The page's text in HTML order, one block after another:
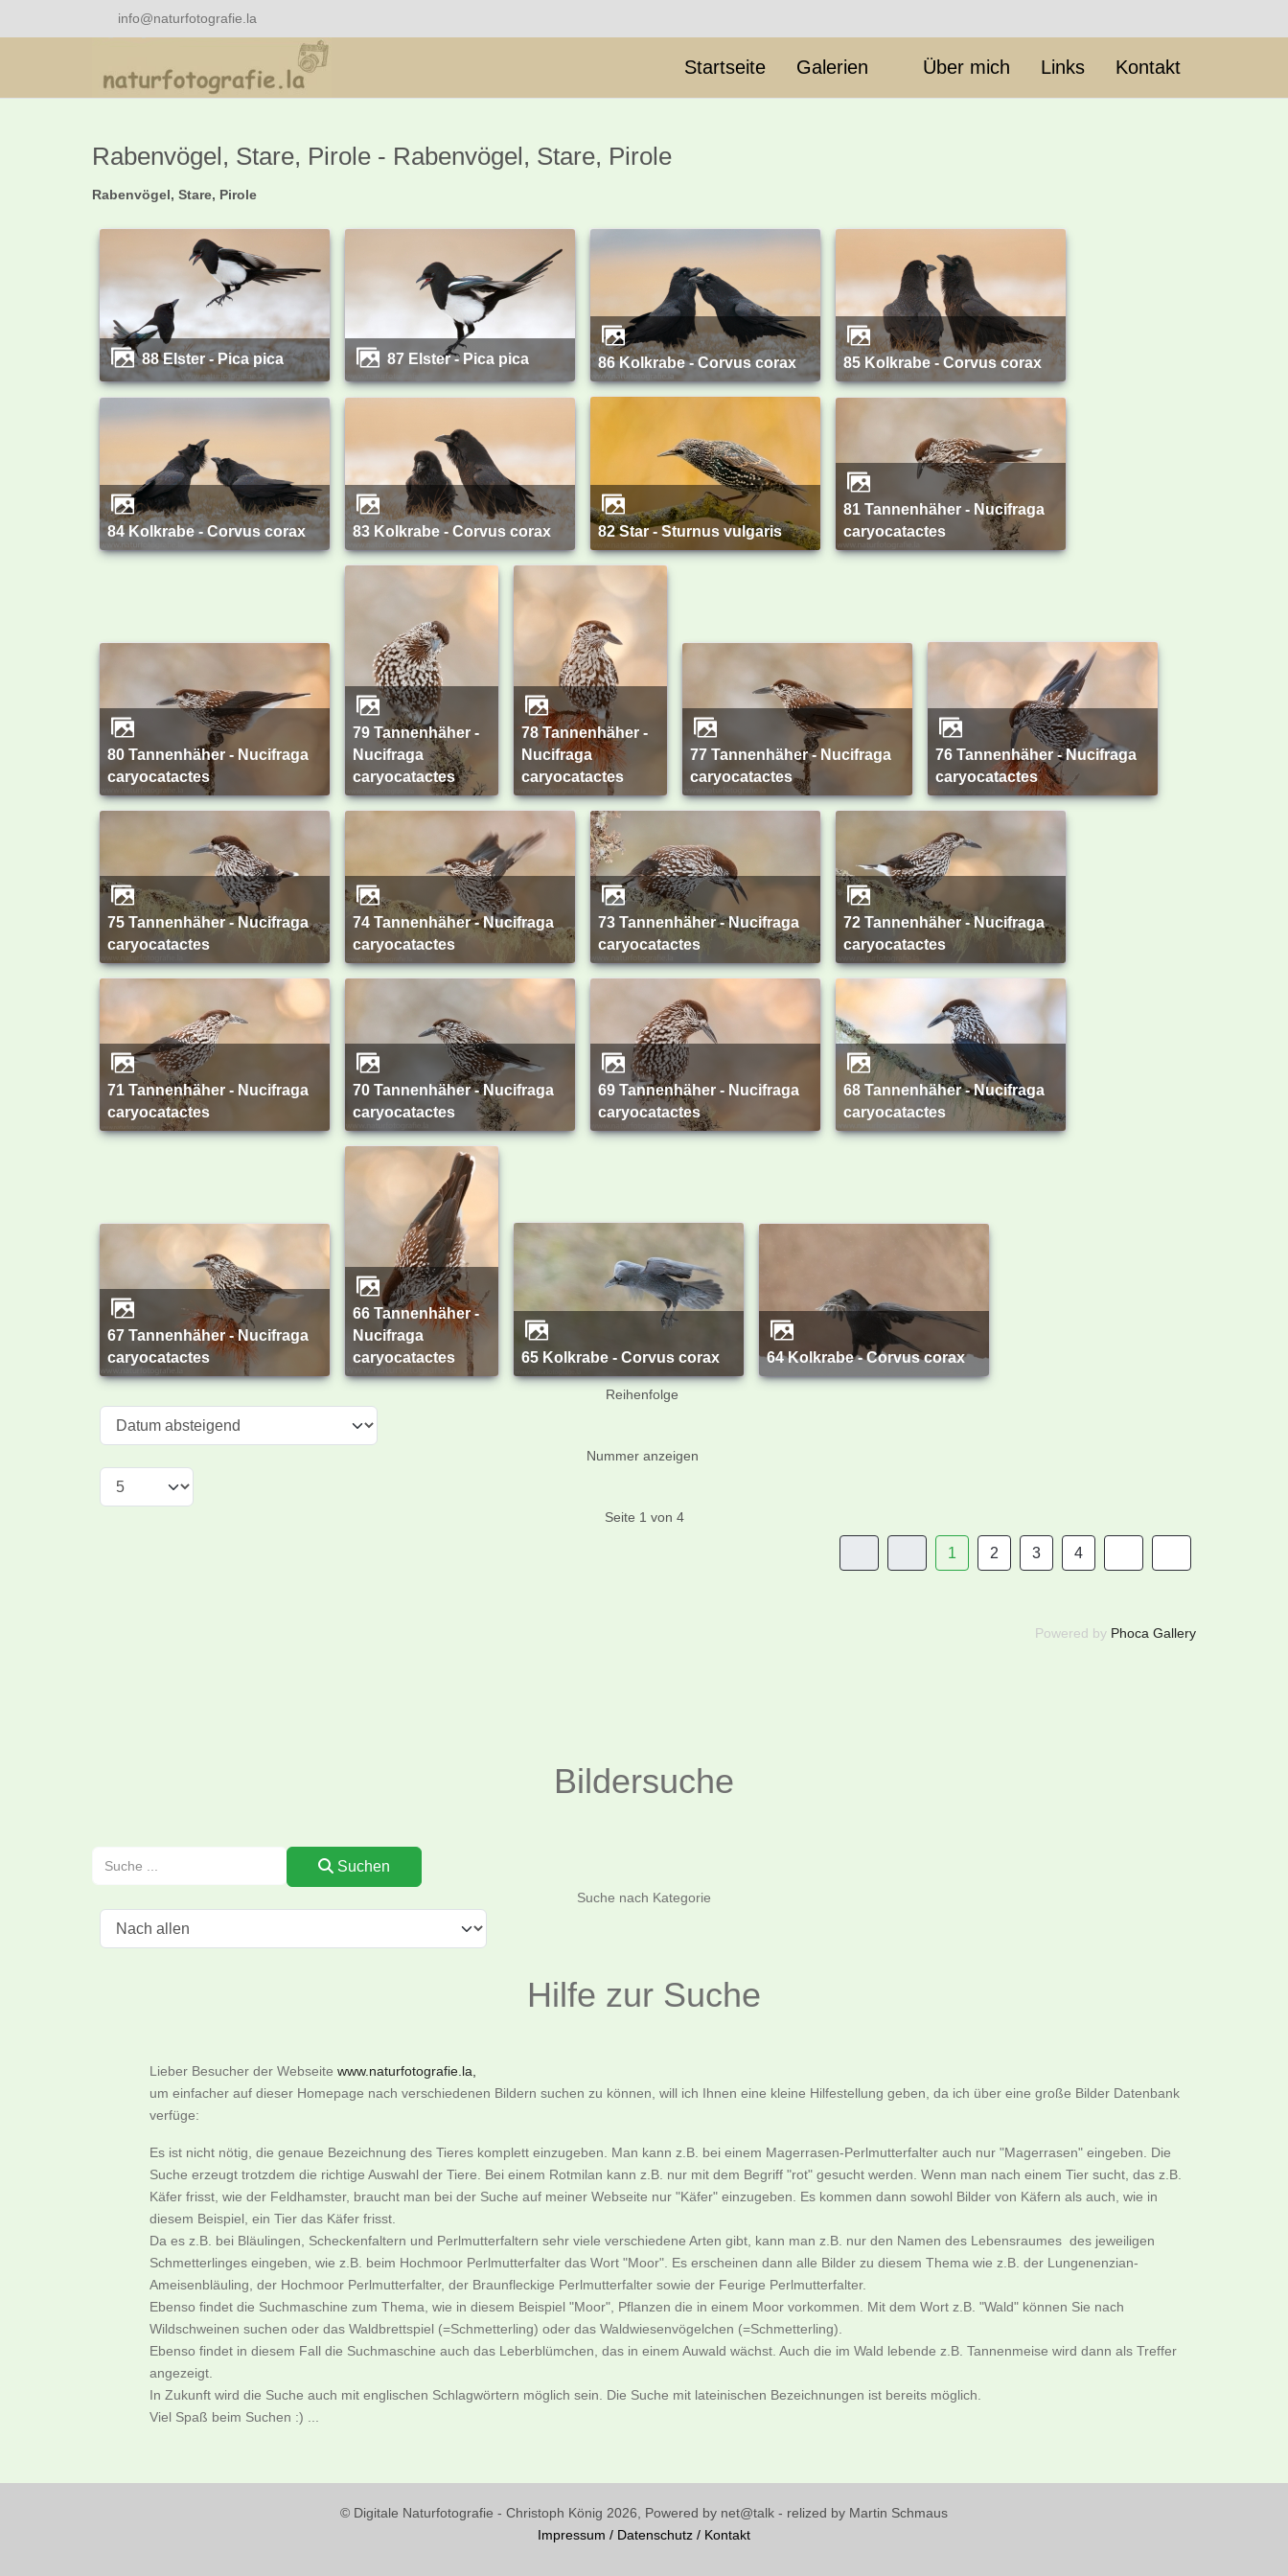
info@naturfotografie.la
Startseite Galerien Über mich Links Kontakt
Rabenvögel, Stare, Pirole - Rabenvögel, Stare, Pirole
Rabenvögel, Stare, Pirole
88 Elster - Pica pica 87 Elster - Pica pica 86 Kolkrabe - Corvus corax 85 Kolkrabe - Corvus corax
84 Kolkrabe - Corvus corax 83 Kolkrabe - Corvus corax 82 Star - Sturnus vulgaris
81 Tannenhäher - Nucifraga
caryocatactes
80 Tannenhäher - Nucifraga
caryocatactes
79 Tannenhäher -
Nucifraga
caryocatactes
78 Tannenhäher -
Nucifraga
caryocatactes
77 Tannenhäher - Nucifraga
caryocatactes
76 Tannenhäher - Nucifraga
caryocatactes
75 Tannenhäher - Nucifraga
caryocatactes
74 Tannenhäher - Nucifraga
caryocatactes
73 Tannenhäher - Nucifraga
caryocatactes
72 Tannenhäher - Nucifraga
caryocatactes
71 Tannenhäher - Nucifraga
caryocatactes
70 Tannenhäher - Nucifraga
caryocatactes
69 Tannenhäher - Nucifraga
caryocatactes
68 Tannenhäher - Nucifraga
caryocatactes
67 Tannenhäher - Nucifraga
caryocatactes
66 Tannenhäher -
Nucifraga
caryocatactes
65 Kolkrabe - Corvus corax 64 Kolkrabe - Corvus corax
Reihenfolge
Nummer anzeigen
Seite 1 von 4
1 2 3 4
Powered by Phoca Gallery
Bildersuche
Suchen
Suche nach Kategorie
Hilfe zur Suche
Lieber Besucher der Webseite www.naturfotografie.la,
um einfacher auf dieser Homepage nach verschiedenen Bildern suchen zu können, will ich Ihnen eine kleine Hilfestellung geben, da ich über eine große Bilder Datenbank
verfüge:
Es ist nicht nötig, die genaue Bezeichnung des Tieres komplett einzugeben. Man kann z.B. bei einem Magerrasen-Perlmutterfalter auch nur "Magerrasen" eingeben. Die
Suche erzeugt trotzdem die richtige Auswahl der Tiere. Bei einem Rotmilan kann z.B. nur mit dem Begriff "rot" gesucht werden. Wenn man nach einem Tier sucht, das z.B.
Käfer frisst, wie der Feldhamster, braucht man bei der Suche auf meiner Webseite nur "Käfer" einzugeben. Es kommen dann sowohl Bilder von Käfern als auch, wie in
diesem Beispiel, ein Tier das Käfer frisst.
Da es z.B. bei Bläulingen, Scheckenfaltern und Perlmutterfaltern sehr viele verschiedene Arten gibt, kann man z.B. nur den Namen des Lebensraumes des jeweiligen
Schmetterlinges eingeben, wie z.B. beim Hochmoor Perlmutterfalter das Wort "Moor". Es erscheinen dann alle Bilder zu diesem Thema wie z.B. der Lungenenzian-
Ameisenbläuling, der Hochmoor Perlmutterfalter, der Braunfleckige Perlmutterfalter sowie der Feurige Perlmutterfalter.
Ebenso findet die Suchmaschine zum Thema, wie in diesem Beispiel "Moor", Pflanzen die in einem Moor vorkommen. Mit dem Wort z.B. "Wald" können Sie nach
Wildschweinen suchen oder das Waldbrettspiel (=Schmetterling) oder das Waldwiesenvögelchen (=Schmetterling).
Ebenso findet in diesem Fall die Suchmaschine auch das Leberblümchen, das in einem Auwald wächst. Auch die im Wald lebende z.B. Tannenmeise wird dann als Treffer
angezeigt.
In Zukunft wird die Suche auch mit englischen Schlagwörtern möglich sein. Die Suche mit lateinischen Bezeichnungen ist bereits möglich.
Viel Spaß beim Suchen :) ...
© Digitale Naturfotografie - Christoph König 2026, Powered by net@talk - relized by Martin Schmaus
Impressum / Datenschutz / Kontakt